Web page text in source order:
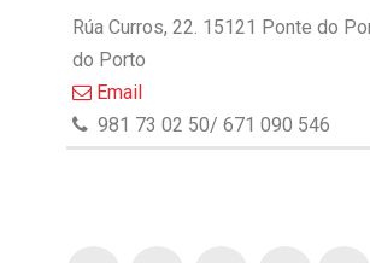
Rúa Curros, 22. 15121 Ponte do
do Porto
Email
981 73 02 50/ 671 090 546